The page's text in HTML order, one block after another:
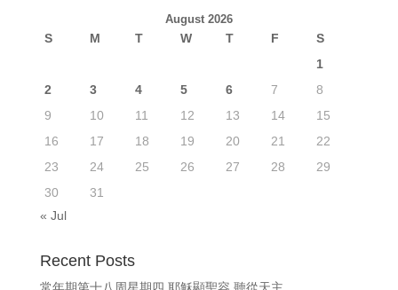
August 2026
S M T W T F
S
1
2
3 4 5 6 7
8
9
10 11 12 13 14
15
16
17 18 19 20 21
22
23
24 25 26 27 28
29
30
31
« Jul
Recent Posts